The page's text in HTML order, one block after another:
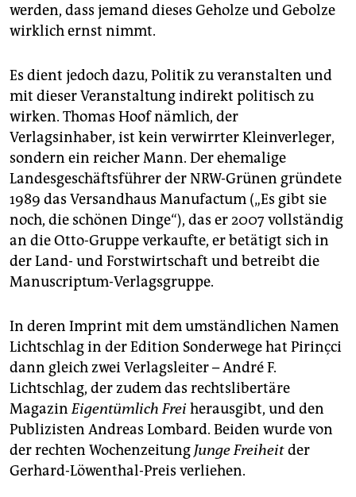
werden, dass jemand dieses Geholze und Gebolze
wirklich ernst nimmt.
Es dient jedoch dazu, Politik zu veranstalten und
mit dieser Veranstaltung indirekt politisch zu
wirken. Thomas Hoof nämlich, der
Verlagsinhaber, ist kein verwirrter Kleinverleger,
sondern ein reicher Mann. Der ehemalige
Landesgeschäftsführer der NRW-Grünen gründete
1989 das Versandhaus Manufactum („Es gibt sie
noch, die schönen Dinge“), das er 2007 vollständig
an die Otto-Gruppe verkaufte, er betätigt sich in
der Land- und Forstwirtschaft und betreibt die
Manuscriptum-Verlagsgruppe.
In deren Imprint mit dem umständlichen Namen
Lichtschlag in der Edition Sonderwege hat Pirinçci
dann gleich zwei Verlagsleiter – André F.
Lichtschlag, der zudem das rechtslibertäre
MagazinEigentümlich Frei herausgibt, und den
Publizisten Andreas Lombard. Beiden wurde von
der rechten Wochenzeitung Junge Freiheitder
Gerhard-Löwenthal-Preis verliehen.